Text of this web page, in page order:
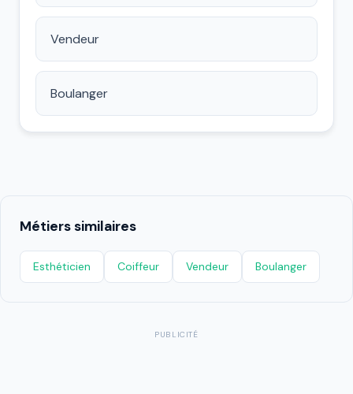
Vendeur
Boulanger
Métiers similaires
Esthéticien Coiffeur Vendeur Boulanger
PUBLICITÉ